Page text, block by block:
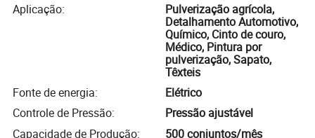
Aplicação:
Pulverização agrícola,
Detalhamento Automotivo,
Químico, Cinto de couro,
Médico, Pintura por
pulverização, Sapato,
Têxteis
Fonte de energia:
Elétrico
Controle de Pressão:
Pressão ajustável
Capacidade de Produção: 500 conjuntos/mês